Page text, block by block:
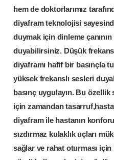
hem de doktorlarımız
diyafram teknolojisi
duymak için dinleme
duyabilirsiniz. Düşük
diyaframı hafif bir basınçla
yüksek frekanslı sesleri
basınç uygulayın. Bu
için zamandan
diyafram ile hastanın
sızdırmaz kulaklık uçları
sağlar ve rahat oturması